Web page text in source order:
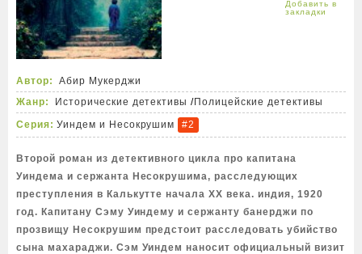
Автор:
Абир Мукерджи
Жанр:
Исторические детективы /Полицейские детективы
Серия: Уиндем и Несокрушим #2
Второй роман из детективного цикла про капитана
Уиндема и сержанта Несокрушима, расследующих
преступления в Калькутте начала XX века. индия, 1920
год. Капитану Сэму Уиндему и сержанту банерджи по
прозвищу Несокрушим предстоит расследовать убийство
сына махараджи. Сэм Уиндем наносит официальный визит